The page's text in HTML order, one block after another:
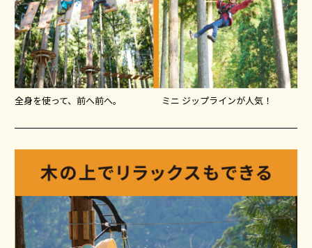
全身を使って、前へ前へ。 ミニ ジップラインが人気！